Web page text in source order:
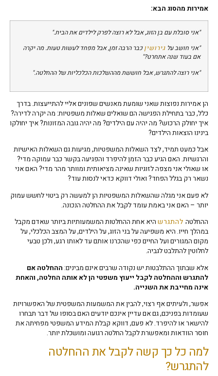
אמירות מהסוג הבא:
אני סובלת עם בן הזוג, אבל לא רוצה לפרק לילדים את הבית."
אני חושב עלגירושיןכבר הרבה זמן, אבל מפחד לעשות טעות. מה יקרה
אם בעוד שנה אתחרט?"
אני רוצה להתגרש, אבל חוששת מההשלכות הכלכליות של ההחלטה."
הן אמירות נפוצות שאני שומעת מאנשים שפונים אליי להתייעצות. בדרך
כלל, כבר בתחילת הפגישה הם שואלים שאלות משפטיות: מה יקרה לדירה?
איך יחולק הרכוש? מה יהיה עם הילדים? מה יהיה גובה המזונות? איך יחולקו
בינינו הוצאות הילדים?
אבל כמעט תמיד, לצד השאלות המשפטיות, מגיעות גם השאלות האישיות
והרגשיות. האם הגיע כבר הזמן להיפרד והפגיעה בקשר כבר עמוקה מדי?
או שאולי אני מצפה לזוגיות שאינה מציאותית ומוותר מהר מדי? האם אני
נשאר רק בגלל הפחד? ואולי דווקא כדאי לנסות עוד?
לא פעם אני מגלה שהשאלות המשפטיות הן למעשה רק ביטוי לחשש עמוק
יותר – האם אני באמת עומד לקבל את ההחלטה הנכונה.
ההחלטהלהתגרשהיא אחת ההחלטות המשמעותיות ביותר שאדם מקבל
במהלך חייו. היא משפיעה על בני הזוג, על הילדים, על המצב הכלכלי, על
מקום המגורים ועל החיים כפי שהכרנו אותם עד לאותו רגע, ולכן טבעי
לחלוטין להתלבט לגביה.
אלא שבתוך ההתלבטות יש נקודה שרבים אינם מבינים:ההחלטה אם
להתגרש וההחלטה לקבל ייעוץ משפטי הן לא אותה החלטה, והאחת
אינה מחייבת את השנייה.
אפשר, ולעיתים אף רצוי, להבין את המשמעות המשפטית של האפשרויות
שעומדות בפניכם, גם אם עדיין אינכם יודעים האם בסופו של דבר תבחרו
להישאר או להיפרד. לא פעם, דווקא קבלת המידע המשפטי מפחיתה את
חוסר הוודאות ומאפשרת לקבל החלטה רגועה ומושכלת יותר.
למה כל כך קשה לקבל את ההחלטה
להתגרש?